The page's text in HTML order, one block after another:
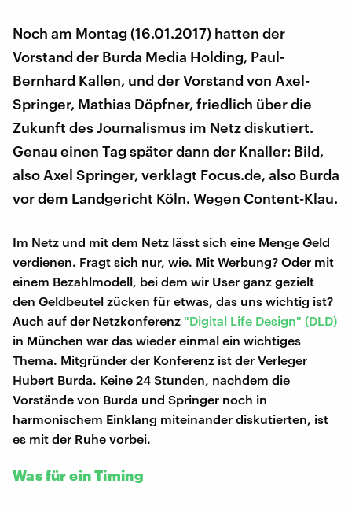
Noch am Montag (16.01.2017) hatten der
Vorstand der Burda Media Holding, Paul-
Bernhard Kallen, und der Vorstand von Axel-
Springer, Mathias Döpfner, friedlich über die
Zukunft des Journalismus im Netz diskutiert.
Genau einen Tag später dann der Knaller: Bild,
also Axel Springer, verklagt Focus.de, also Burda
vor dem Landgericht Köln. Wegen Content-Klau.
Im Netz und mit dem Netz lässt sich eine Menge Geld
verdienen. Fragt sich nur, wie. Mit Werbung? Oder mit
einem Bezahlmodell, bei dem wir User ganz gezielt
den Geldbeutel zücken für etwas, das uns wichtig ist?
Auch auf der Netzkonferenz "Digital Life Design" (DLD)
in München war das wieder einmal ein wichtiges
Thema. Mitgründer der Konferenz ist der Verleger
Hubert Burda. Keine 24 Stunden, nachdem die
Vorstände von Burda und Springer noch in
harmonischem Einklang miteinander diskutierten, ist
es mit der Ruhe vorbei.
Was für ein Timing